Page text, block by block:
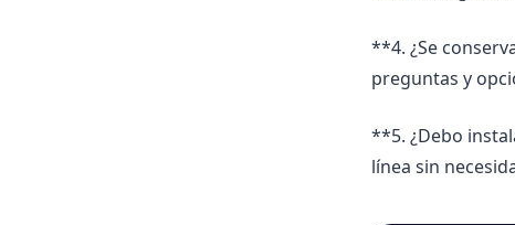
**4. ¿Se
preguntas y
**5. ¿Debo
línea sin